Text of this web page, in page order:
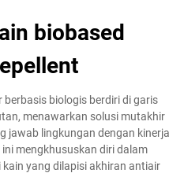
biobased
biologis berdiri di garis
menawarkan solusi mutakhir
jawab lingkungan dengan kinerja
mengkhususkan diri dalam
yang dilapisi akhiran antiair